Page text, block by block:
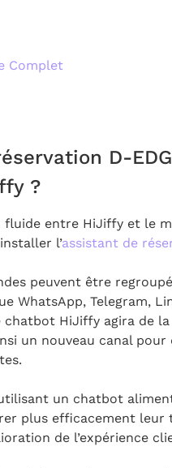
Complet
D-
?
fluide entre HiJiffy et le
l’assistant de
peuvent être
WhatsApp, Telegram,
chatbot HiJiffy agira de
un nouveau canal
un chatbot
plus efficacement leur
de l’expérience